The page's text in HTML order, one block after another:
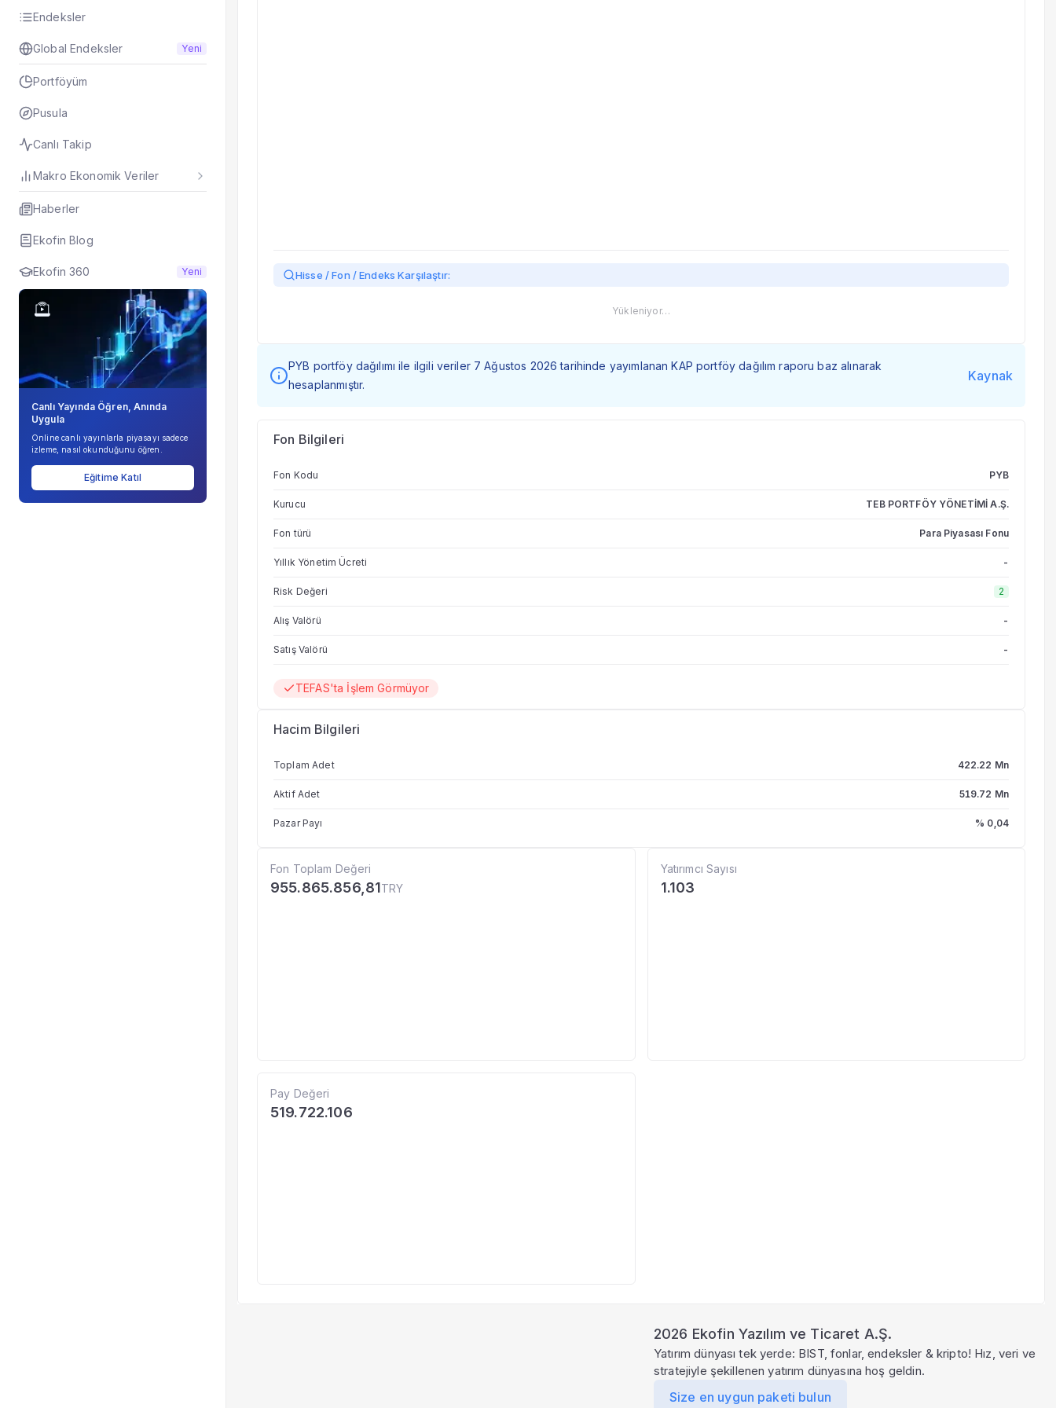
Endeksler
Global Endeksler Yeni
Portföyüm
Pusula
Canlı Takip
Makro Ekonomik Veriler
Haberler
Ekofin Blog
Ekofin 360 Yeni
Canlı Yayında Öğren, Anında
Uygula
Online canlı yayınlarla piyasayı sadece
izleme, nasıl okunduğunu öğren.
Eğitime Katıl
Hisse / Fon / Endeks Karşılaştır:
Yükleniyor…
PYB portföy dağılımı ile ilgili veriler 7 Ağustos 2026 tarihinde yayımlanan KAP portföy dağılım raporu baz alınarak
hesaplanmıştır.
Kaynak
Fon Bilgileri
Fon Kodu PYB
Kurucu TEB PORTFÖY YÖNETİMİ A.Ş.
Fon türü Para Piyasası Fonu
Yıllık Yönetim Ücreti -
Risk Değeri 2
Alış Valörü -
Satış Valörü -
TEFAS'ta İşlem Görmüyor
Hacim Bilgileri
Toplam Adet 422.22 Mn
Aktif Adet 519.72 Mn
Pazar Payı % 0,04
Fon Toplam Değeri
955.865.856,81TRY
Yatırımcı Sayısı
1.103
Pay Değeri
519.722.106
2026 Ekofin Yazılım ve Ticaret A.Ş.
Yatırım dünyası tek yerde: BIST, fonlar, endeksler & kripto! Hız, veri ve
stratejiyle şekillenen yatırım dünyasına hoş geldin.
Size en uygun paketi bulun